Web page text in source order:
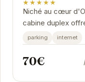
★★★★★
Niché au cœur
cabine duplex
vacances en
aménagement...
parking internet
70€